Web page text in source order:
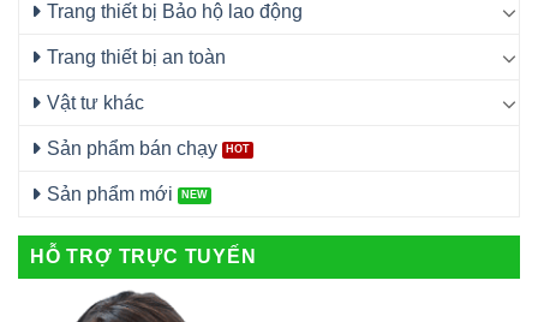
Trang thiết bị Bảo hộ lao động
Trang thiết bị an toàn
Vật tư khác
Sản phẩm bán chạy
Sản phẩm mới
HỖ TRỢ TRỰC TUYẾN